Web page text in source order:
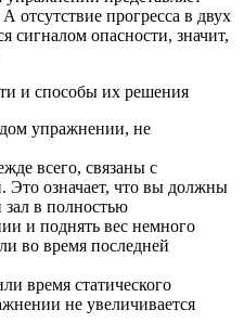
прогресса в двух
сигналом опасности, значит,
и способы их решения
упражнении, не
всего, связаны с
Это означает, что вы должны
зал в полностью
и поднять вес немного
во время последней
время статического
не увеличивается